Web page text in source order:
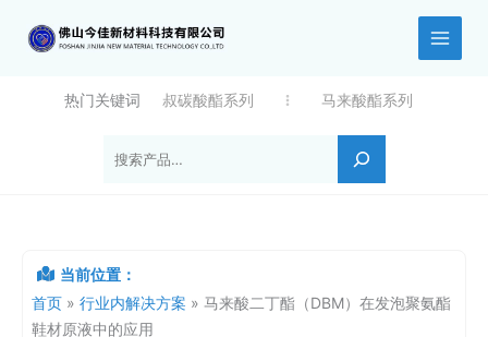
热门关键词 叔碳酸酯系列 马来酸酯系列
当前位置：
首页 » 行业内解决方案 » 马来酸二丁酯（DBM）在发泡聚氨酯
鞋材原液中的应用